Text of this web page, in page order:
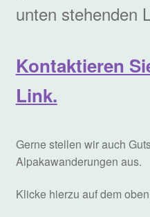
unten stehenden
Kontaktieren
Link.
Gerne stellen wir auch
Alpakawanderungen aus.
Klicke hierzu auf dem